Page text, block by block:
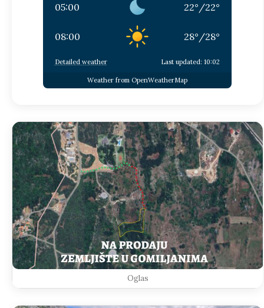
05:00 22° /22°
08:00 28° /28°
Detailed weather Last updated: 10:02
Weather from OpenWeatherMap
Oglas